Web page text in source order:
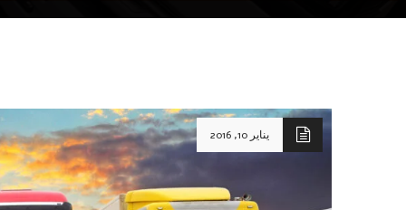
يناير 10, 2016